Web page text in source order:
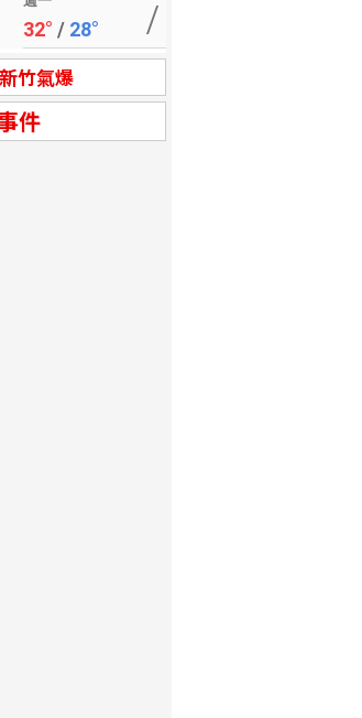
32° / 28°
竹氣爆
件